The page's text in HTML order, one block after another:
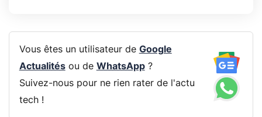
Vous êtes un utilisateur de Google
Actualitésou de WhatsApp?
Suivez-nous pour ne rien rater de l'actu
tech !